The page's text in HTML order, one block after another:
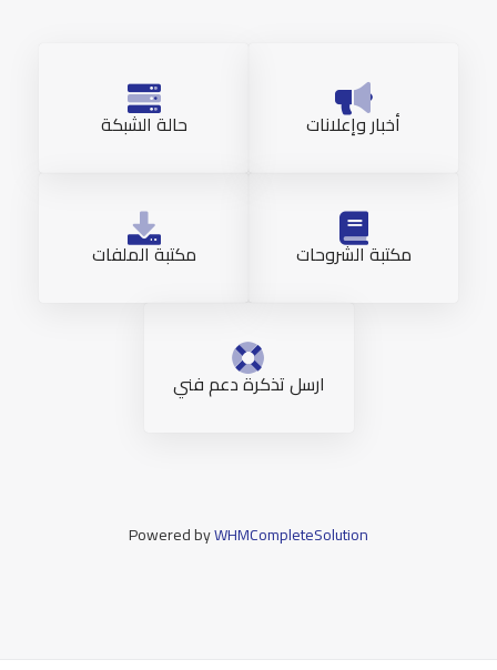
أخبار وإعلانات حالة الشبكة
مكتبة الشروحات مكتبة الملفات
ارسل تذكرة دعم فني
Powered byWHMCompleteSolution